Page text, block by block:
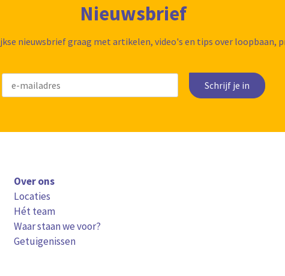
Nieuwsbrief
nieuwsbrief graag met artikelen, video's en tips over loopbaan,
Schrijf je in
Over ons
Locaties
Hét team
Waar staan we voor?
Getuigenissen